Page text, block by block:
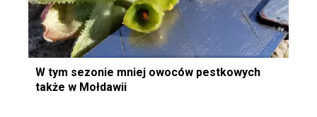
W tym sezonie mniej owoców pestkowych
także w Mołdawii